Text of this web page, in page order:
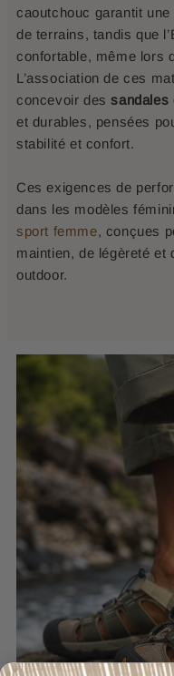
caoutchouc garantit
de terrains, tandis que
confortable, même lors
L’association de ces
concevoir dessandales
et durables, pensées
stabilité et confort.
Ces exigences de
dans les modèles
sport femme, conçues
maintien, de légèreté
outdoor.